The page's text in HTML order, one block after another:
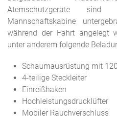
Atemschutzgeräte
Mannschaftskabine
während der Fahrt angelegt
unter anderem folgende
Schaumausrüstung mit
4-teilige Steckleiter
Einreißhaken
Hochleistungsdrucklüfter
Mobiler Rauchverschluss